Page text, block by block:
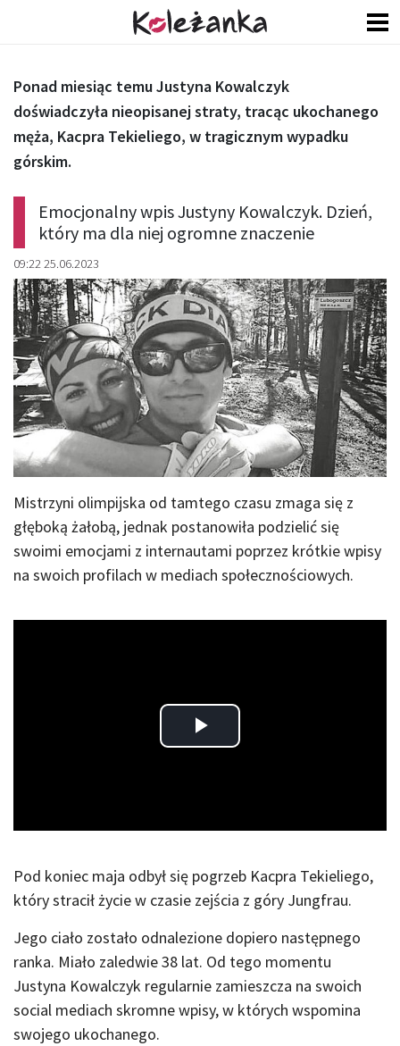
Emocjonalny wpis Justyny Kowalczyk. Dzień,
który ma dla niej ogromne znaczenie
09:22 25.06.2023
Ponad miesiąc temu Justyna Kowalczyk
doświadczyła nieopisanej straty, tracąc ukochanego
męża, Kacpra Tekieliego, w tragicznym wypadku
górskim.
Mistrzyni olimpijska od tamtego czasu zmaga się z
głęboką żałobą, jednak postanowiła podzielić się
swoimi emocjami z internautami poprzez krótkie wpisy
na swoich profilach w mediach społecznościowych.
Play
Pod koniec maja odbył się pogrzeb Kacpra Tekieliego,
który stracił życie w czasie zejścia z góry Jungfrau.
Jego ciało zostało odnalezione dopiero następnego
ranka. Miało zaledwie 38 lat. Od tego momentu
Justyna Kowalczyk regularnie zamieszcza na swoich
social mediach skromne wpisy, w których wspomina
swojego ukochanego.